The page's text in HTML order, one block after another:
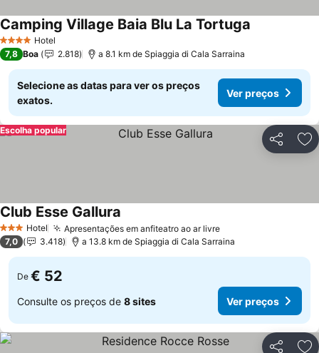
4 EstrelasHotel
Camping Village Baia Blu La Tortuga
7,8 Boa 2.818 a 8.1 km de Spiaggia di Cala Sarraina
Selecione as datas para ver os preços
exatos.
Ver preços
Partilhar
Escolha popular
3 EstrelasHotel Apresentações em anfiteatro ao ar livre
Club Esse Gallura
7,0 3.418 a 13.8 km de Spiaggia di Cala Sarraina
De € 52
Consulte os preços de 8 sites Ver preços